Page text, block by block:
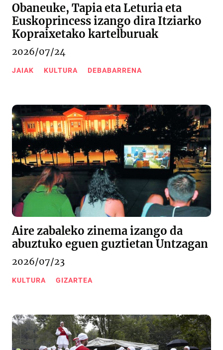
Obaneuke, Tapia eta Leturia eta
Euskoprincess izango dira Itziarko
Kopraixetako kartelburuak
2026/07/24
JAIAK KULTURA DEBABARRENA
Aire zabaleko zinema izango da
abuztuko eguen guztietan Untzagan
2026/07/23
KULTURA GIZARTEA